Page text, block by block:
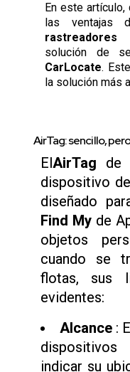
En este
las ventajas
rastreadores
solución de
CarLocate.
la solución más
AirTag: sencillo,
ElAirTag de
dispositivo
diseñado
Find Myde
objetos
cuando se
flotas, sus
evidentes:
Alcance :
dispositivos
indicar su